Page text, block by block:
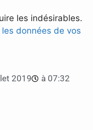
les indésirables.
données de vos
2019 à 07:32